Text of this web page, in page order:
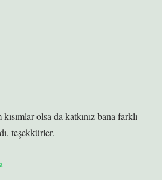
olsa da katkınız bana farklı
teşekkürler.